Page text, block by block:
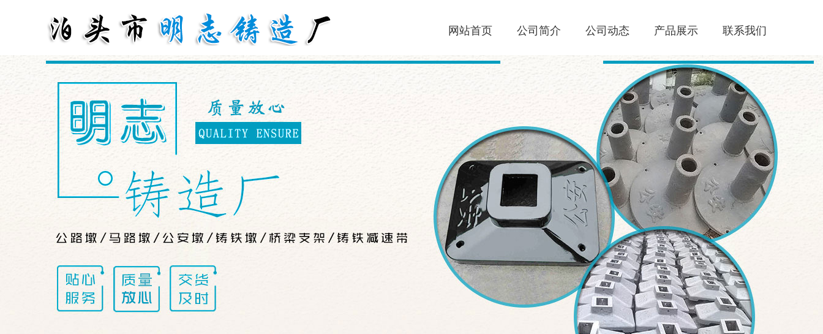
网站首页 公司简介 公司动态 产品展示 联系我们